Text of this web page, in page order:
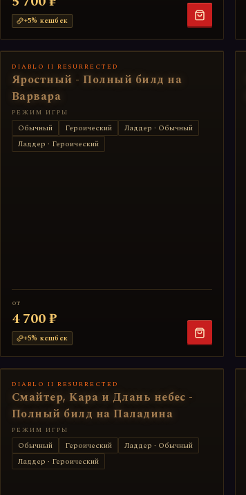
+5% кешбек
DIABLO II RESURRECTED
Яростный - Полный билд на
Варвара
РЕЖИМ ИГРЫ
Обычный Героический
Ладдер · Обычный
Ладдер · Героический
от
4 700 ₽
+5% кешбек
DIABLO II RESURRECTED
Смайтер, Кара и Длань небес -
Полный билд на Паладина
РЕЖИМ ИГРЫ
Обычный Героический
Ладдер · Обычный
Ладдер · Героический